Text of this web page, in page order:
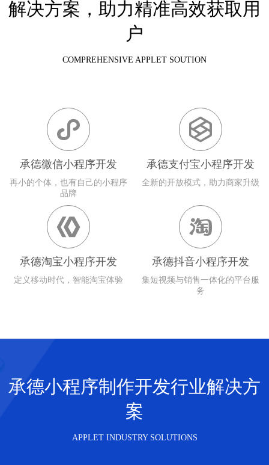
解决方案，助力精准高效获取用
户
COMPREHENSIVE APPLET SOUTION

承德微信小程序开发
再小的个体，也有自己的小程序
品牌

承德支付宝小程序开发
全新的开放模式，助力商家升级

承德淘宝小程序开发
定义移动时代，智能淘宝体验

承德抖音小程序开发
集短视频与销售一体化的平台服
务
承德小程序制作开发行业解决方
案
APPLET INDUSTRY SOLUTIONS